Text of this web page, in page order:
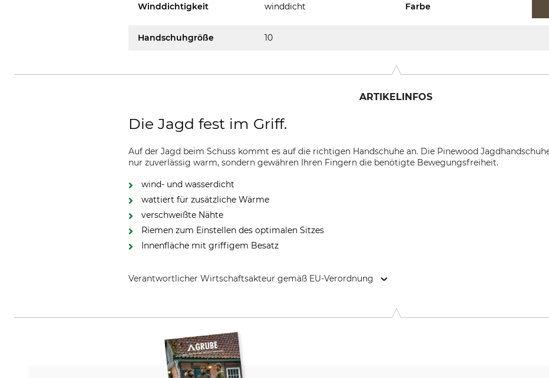
Winddichtigkeit winddicht Farbe
Handschuhgröße 10
ARTIKELINFOS
Die Jagd fest im Griff.
Auf der Jagd beim Schuss kommt es auf die richtigen Handschuhe an. Die Pinewood
nur zuverlässig warm, sondern gewähren Ihren Fingern die benötigte Bewegungsfreiheit.
wind- und wasserdicht
wattiert für zusätzliche Wärme
verschweißte Nähte
Riemen zum Einstellen des optimalen Sitzes
Innenfläche mit griffigem Besatz
Verantwortlicher Wirtschaftsakteur gemäß EU-Verordnung